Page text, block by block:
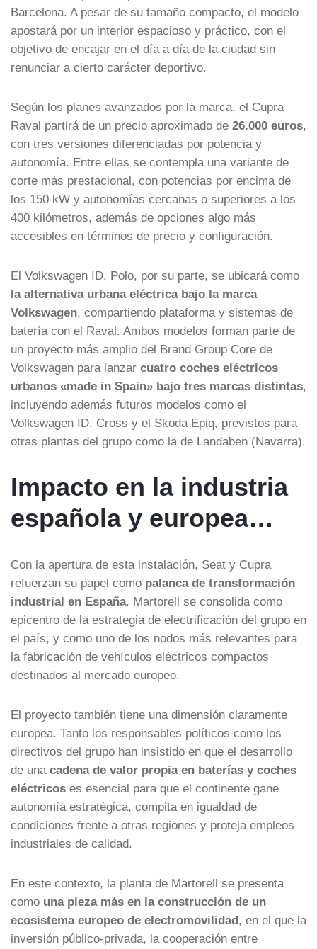
Barcelona. A pesar de su tamaño compacto, el modelo
apostará por un interior espacioso y práctico, con el
objetivo de encajar en el día a día de la ciudad sin
renunciar a cierto carácter deportivo.
Según los planes avanzados por la marca, el Cupra
Raval partirá de un precio aproximado de 26.000 euros,
con tres versiones diferenciadas por potencia y
autonomía. Entre ellas se contempla una variante de
corte más prestacional, con potencias por encima de
los 150 kW y autonomías cercanas o superiores a los
400 kilómetros, además de opciones algo más
accesibles en términos de precio y configuración.
El Volkswagen ID. Polo, por su parte, se ubicará como
la alternativa urbana eléctrica bajo la marca
Volkswagen, compartiendo plataforma y sistemas de
batería con el Raval. Ambos modelos forman parte de
un proyecto más amplio del Brand Group Core de
Volkswagen para lanzar cuatro coches eléctricos
urbanos «made in Spain» bajo tres marcas distintas,
incluyendo además futuros modelos como el
Volkswagen ID. Cross y el Skoda Epiq, previstos para
otras plantas del grupo como la de Landaben (Navarra).
Impacto en la industria
española y europea…
Con la apertura de esta instalación, Seat y Cupra
refuerzan su papel como palanca de transformación
industrial en España. Martorell se consolida como
epicentro de la estrategia de electrificación del grupo en
el país, y como uno de los nodos más relevantes para
la fabricación de vehículos eléctricos compactos
destinados al mercado europeo.
El proyecto también tiene una dimensión claramente
europea. Tanto los responsables políticos como los
directivos del grupo han insistido en que el desarrollo
de una cadena de valor propia en baterías y coches
eléctricos es esencial para que el continente gane
autonomía estratégica, compita en igualdad de
condiciones frente a otras regiones y proteja empleos
industriales de calidad.
En este contexto, la planta de Martorell se presenta
como una pieza más en la construcción de un
ecosistema europeo de electromovilidad, en el que la
inversión público-privada, la cooperación entre